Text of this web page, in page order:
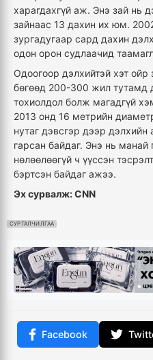
харагдахгүй аж. Энэ зай нь
зайнаас 13 дахин их юм.
зургадугаар сард дахин
одон орон судлаачид
Одоогоор дэлхийтэй хэт ойр
бөгөөд 200-300 жил тутамд
тохиолдол болж магадгүй
2013 онд 16 метрийн
нутаг дэвсгэр дээр
гарсан байдаг. Энэ нь манай
нөлөөлөөгүй ч үүссэн
бэртсэн байдаг ажээ.
Эх сурвалж: CNN
СУРТАЛЧИЛГАА
Facebook